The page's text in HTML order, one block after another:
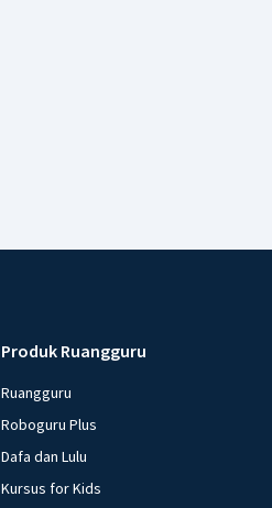
Produk Ruangguru
Ruangguru
Roboguru Plus
Dafa dan Lulu
Kursus for Kids